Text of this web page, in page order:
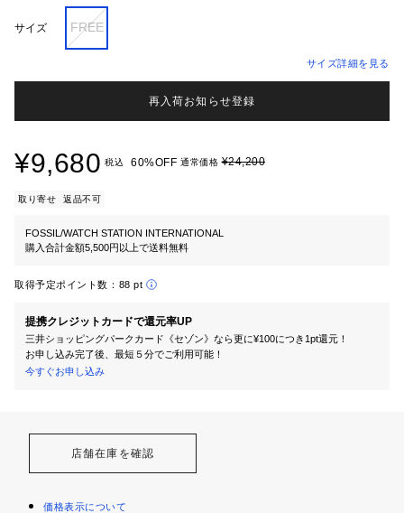
サイズ FREE
サイズ詳細を見る
再入荷お知らせ登録
¥9,680 税込 60%OFF 通常価格¥24,200
取り寄せ 返品不可
FOSSIL/WATCH STATION INTERNATIONAL
購入合計金額5,500円以上で送料無料
取得予定ポイント数： 88 pt
提携クレジットカードで還元率UP
三井ショッピングパークカード《セゾン》なら更に¥100につき1pt還元！
お申し込み完了後、最短５分でご利用可能！
今すぐお申し込み
店舗在庫を確認
価格表示について